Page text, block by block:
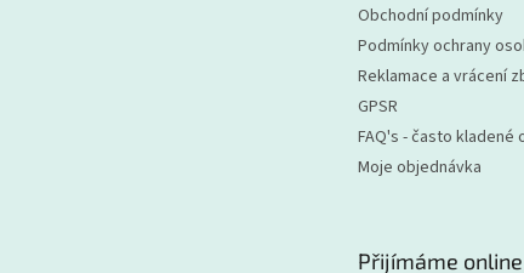
Obchodní podmínky
Podmínky ochrany
Reklamace a vrácení
GPSR
FAQ's - často kladené
Moje objednávka
Přijímáme